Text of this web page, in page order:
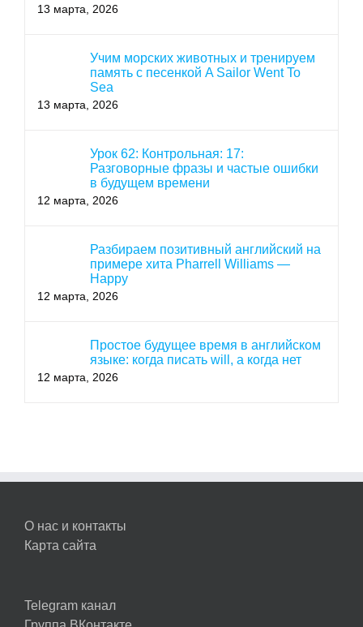
13 марта, 2026
Учим морских животных и тренируем
память с песенкой A Sailor Went To
Sea
13 марта, 2026
Урок 62: Контрольная: 17:
Разговорные фразы и частые ошибки
в будущем времени
12 марта, 2026
Разбираем позитивный английский на
примере хита Pharrell Williams —
Happy
12 марта, 2026
Простое будущее время в английском
языке: когда писать will, а когда нет
12 марта, 2026
О нас и контакты
Карта сайта
Telegram канал